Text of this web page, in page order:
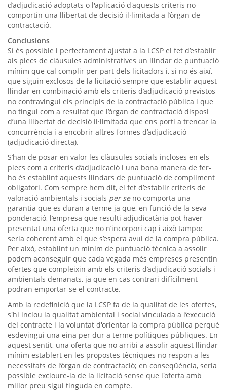
d’adjudicació adoptats o l'aplicació d'aquests criteris no
comportin una llibertat de decisió il·limitada a l’òrgan de
contractació.
Conclusions
Sí és possible i perfectament ajustat a la LCSP el fet d’establir
als plecs de clàusules administratives un llindar de puntuació
mínim que cal complir per part dels licitadors i, si no és així,
que siguin exclosos de la licitació sempre que establir aquest
llindar en combinació amb els criteris d’adjudicació previstos
no contravingui els principis de la contractació pública i que
no tingui com a resultat que l’òrgan de contractació disposi
d’una llibertat de decisió il·limitada que ens porti a trencar la
concurrència i a encobrir altres formes d’adjudicació
(adjudicació directa).
S’han de posar en valor les clàusules socials incloses en els
plecs com a criteris d’adjudicació i una bona manera de fer-
ho és establint aquests llindars de puntuació de compliment
obligatori. Com sempre hem dit, el fet d’establir criteris de
valoració ambientals i socials per seno comporta una
garantia que es duran a terme ja que, en funció de la seva
ponderació, l’empresa que resulti adjudicatària pot haver
presentat una oferta que no n’incorpori cap i això tampoc
seria coherent amb el que s’espera avui de la compra pública.
Per això, establint un mínim de puntuació tècnica a assolir
podem aconseguir que cada vegada més empreses presentin
ofertes que compleixin amb els criteris d’adjudicació socials i
ambientals demanats, ja que en cas contrari difícilment
podran emportar-se el contracte.
Amb la redefinició que la LCSP fa de la qualitat de les ofertes,
s'hi inclou la qualitat ambiental i social vinculada a l’execució
del contracte i la voluntat d'orientar la compra pública perquè
esdevingui una eina per dur a terme polítiques públiques. En
aquest sentit, una oferta que no arribi a assolir aquest llindar
mínim establert en les propostes tècniques no respon a les
necessitats de l’òrgan de contractació; en conseqüència, seria
possible excloure-la de la licitació sense que l'oferta amb
millor preu sigui tinguda en compte.